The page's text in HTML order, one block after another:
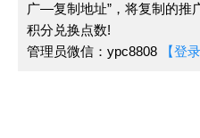
广—复制地址”，将复制的推
积分兑换点数!
管理员微信：ypc8808
【登录